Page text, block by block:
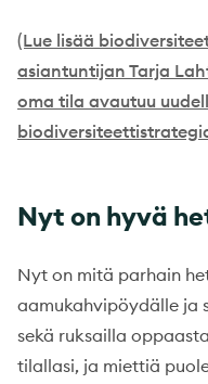
(Lue lisää
asiantuntijan Tarja
oma tila avautuu
Nyt on hyvä
Nyt on mitä parhain
aamukahvipöydälle ja
sekä ruksailla
tilallasi, ja miettiä